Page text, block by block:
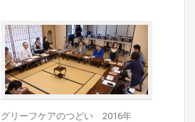
グリーフケアのつどい 2016年